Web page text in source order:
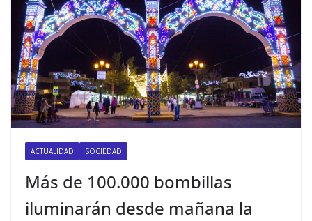
ACTUALIDAD SOCIEDAD
Más de 100.000 bombillas
iluminarán desde mañana la